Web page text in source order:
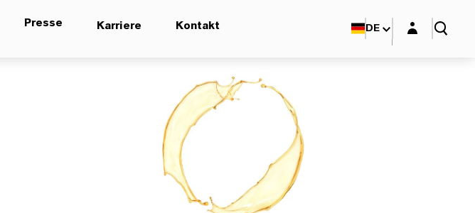
Presse Karriere Kontakt DE Login-Maske